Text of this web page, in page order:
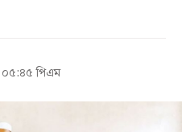
০৫:৪৫ পিএম